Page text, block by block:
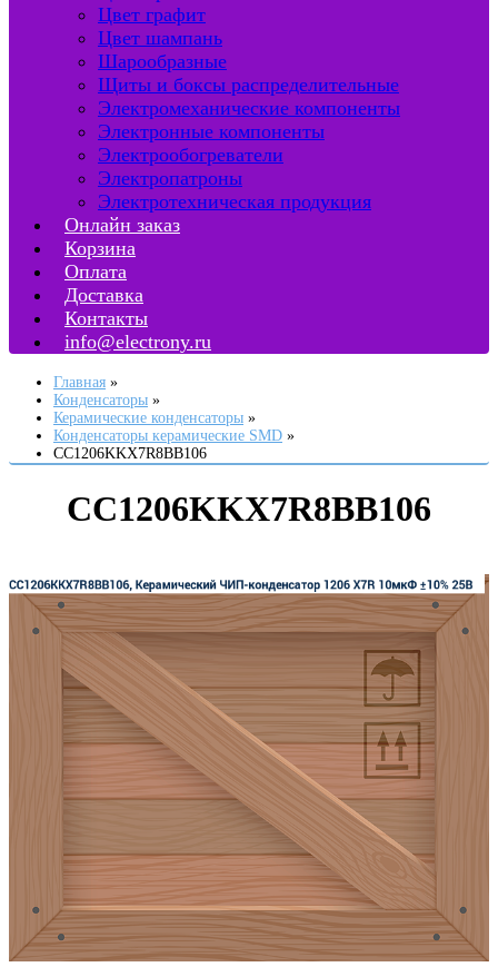
Цвет графит
Цвет шампань
Шарообразные
Щиты и боксы распределительные
Электромеханические компоненты
Электронные компоненты
Электрообогреватели
Электропатроны
Электротехническая продукция
Онлайн заказ
Корзина
Оплата
Доставка
Контакты
info@electrony.ru
Главная
Конденсаторы
Керамические конденсаторы
Конденсаторы керамические SMD
CC1206KKX7R8BB106
CC1206KKX7R8BB106